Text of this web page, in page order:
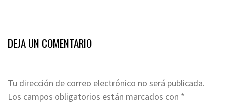
DEJA UN COMENTARIO
Tu dirección de correo electrónico no será publicada.
Los campos obligatorios están marcados con *